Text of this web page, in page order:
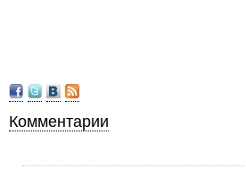
Комментарии